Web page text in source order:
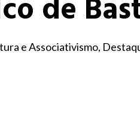
de
e Associativismo,